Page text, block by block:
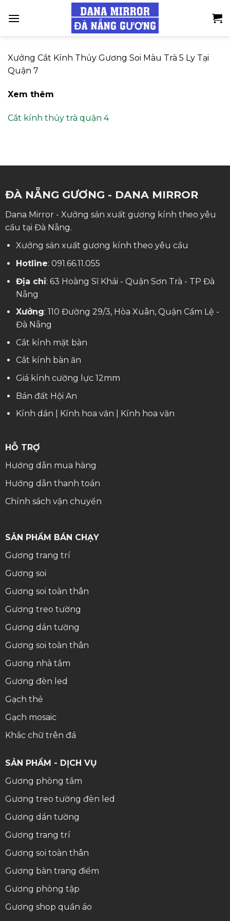
Xưởng Cắt Kính Thủy Gương Soi Màu Trà 5 Ly Tại
Quận 7
Xem thêm
Cắt kính thủy trà quận 4
ĐÀ NẴNG GƯƠNG - DANA MIRROR
Dana Mirror - Xưởng sản xuất gương kính theo yêu
cầu tại Đà Nẵng.
Xưởng sản xuất gương kính theo yêu cầu
Hotline: 091.66.11.055
Địa chỉ: 63 Hoàng Sĩ Khải - Quận Sơn Trà - TP Đà
Nẵng
Xưởng: 110 Đường 29/3, Hòa Xuân, Quận Cẩm Lệ -
Đà Nẵng
Cắt kính mặt bàn
Cắt kính bàn ăn
Giá kính cường lực 12mm
Bán đất Hội An
Kính dán
Kính hoa văn Kính hoa văn
HỖ TRỢ
Hướng dẫn mua hàng
Hướng dẫn thanh toán
Chính sách vận chuyển
SẢN PHẨM BÁN CHẠY
Gương trang trí
Gương soi
Gương soi toàn thân
Gương treo tường
Gương dán tường
Gương soi toàn thân
Gương nhà tắm
Gương đèn led
Gạch thẻ
Gạch mosaic
Khắc chữ trên đá
SẢN PHẨM - DỊCH VỤ
Gương phòng tắm
Gương treo tường đèn led
Gương dán tường
Gương trang trí
Gương soi toàn thân
Gương bàn trang điểm
Gương phòng tập
Gương shop quần áo